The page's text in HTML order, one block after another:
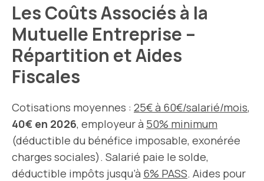
Les Coûts Associés à la
Mutuelle Entreprise –
Répartition et Aides
Fiscales
Cotisations moyennes : 25€ à 60€/salarié/mois,
40€ en 2026, employeur à 50% minimum
(déductible du bénéfice imposable, exonérée
charges sociales). Salarié paie le solde,
déductible impôts jusqu’à 6% PASS. Aides pour